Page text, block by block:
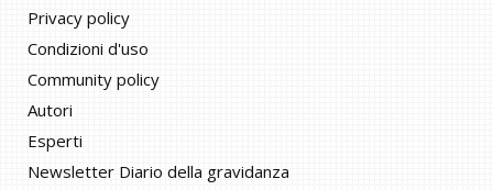
Privacy policy
Condizioni d'uso
Community policy
Autori
Esperti
Newsletter Diario della gravidanza